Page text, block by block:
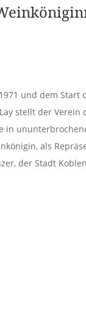
und dem Start
stellt der Verein
in
als
der Stadt